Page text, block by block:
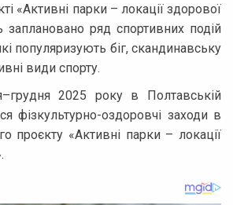
«Активні парки – локації здорової
заплановано ряд спортивних подій
популяризують біг, скандинавську
види спорту.
2025 року в Полтавській
фізкультурно-оздоровчі заходи в
проєкту «Активні парки – локації